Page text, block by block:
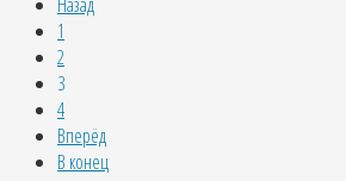
1
2
3
4
Вперёд
В конец